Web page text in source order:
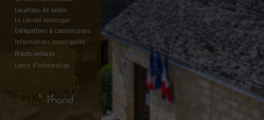
Locations de salles
Le conseil municipal
Délégations & commissions
Informations municipales
Lettre d'information
Procès verbaux